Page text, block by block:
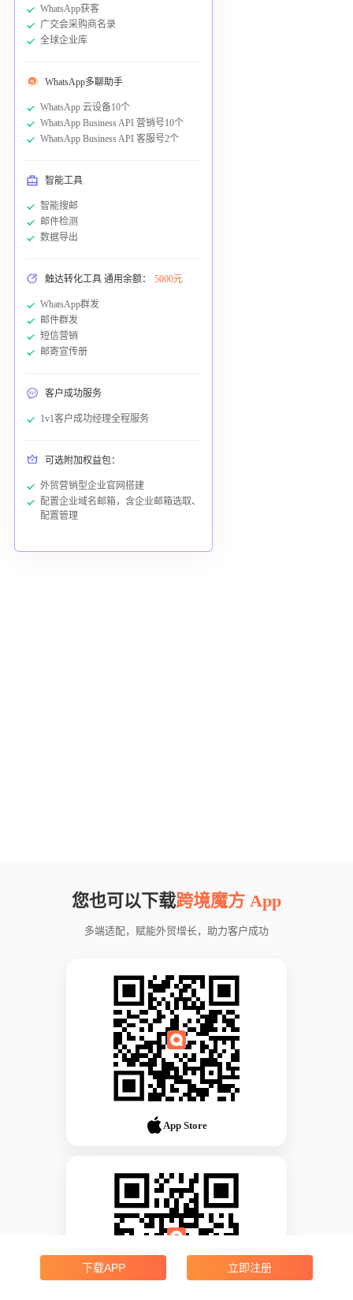
WhatsApp获客
广交会采购商名录
全球企业库
WhatsApp多聊助手
WhatsApp 云设备10个
WhatsApp Business API 营销号10个
WhatsApp Business API 客服号2个
智能工具
智能搜邮
邮件检测
数据导出
触达转化工具 通用余额： 5000元
WhatsApp群发
邮件群发
短信营销
邮寄宣传册
客户成功服务
1v1客户成功经理全程服务
可选附加权益包：
外贸营销型企业官网搭建
配置企业域名邮箱，含企业邮箱选取、
配置管理
您也可以下载跨境魔方 App
多端适配，赋能外贸增长，助力客户成功
App Store
下载APP 立即注册